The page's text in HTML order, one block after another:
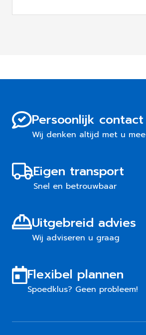
Persoonlijk contact
Wij denken altijd met u mee
Eigen transport
Snel en betrouwbaar
Uitgebreid advies
Wij adviseren u graag
Flexibel plannen
Spoedklus? Geen probleem!